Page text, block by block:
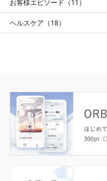
お客様エピソード（11）
ヘルスケア（18）